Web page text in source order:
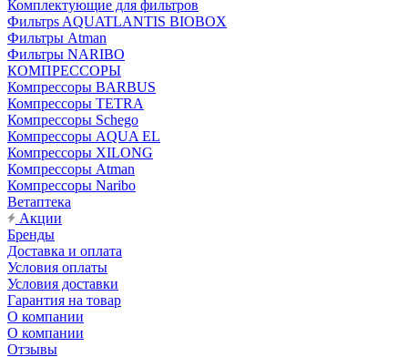
Комплектующие для фильтров
Фильтрs AQUATLANTIS BIOBOX
Фильтры Atman
Фильтры NARIBO
КОМПРЕССОРЫ
Компрессоры BARBUS
Компрессоры TETRA
Компрессоры Schego
Компрессоры AQUA EL
Компрессоры XILONG
Компрессоры Atman
Компрессоры Naribo
Ветаптека
Акции
Бренды
Доставка и оплата
Условия оплаты
Условия доставки
Гарантия на товар
О компании
О компании
Отзывы